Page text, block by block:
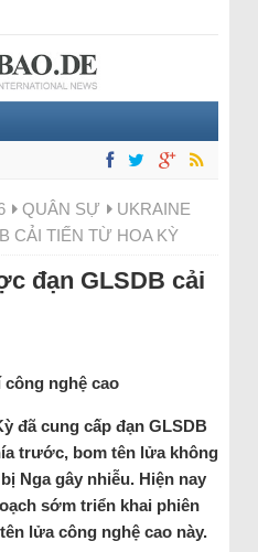
QUÂN SỰ
UKRAINE
CẢI TIẾN TỪ HOA KỲ
đạn GLSDB cải
nghệ cao
đã cung cấp đạn GLSDB
trước, bom tên lửa không
Nga gây nhiễu. Hiện nay
sớm triển khai phiên
lửa công nghệ cao này.